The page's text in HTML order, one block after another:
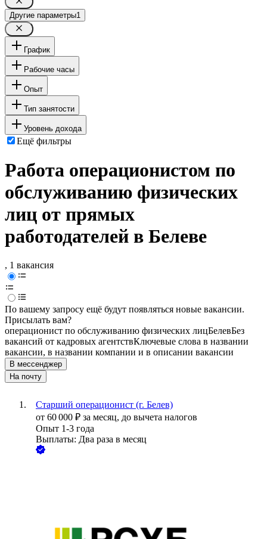
Другие параметры1
График
Рабочие часы
Опыт
Тип занятости
Уровень дохода
Ещё фильтры
Работа операционистом по
обслуживанию физических
лиц от прямых
работодателей в Белеве
, 1 вакансия
По вашему запросу ещё будут появляться новые вакансии.
Присылать вам?
операционист по обслуживанию физических лицБелевБез
вакансий от кадровых агентствКлючевые слова в названии
вакансии, в названии компании и в описании вакансии
В мессенджер
На почту
Старший операционист (г. Белев)
от 60 000 ₽ за месяц, до вычета налогов
Опыт 1-3 года
Выплаты: Два раза в месяц